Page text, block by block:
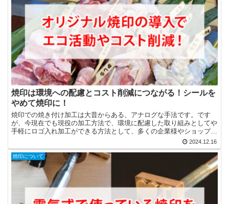
焼印は環境への配慮とコスト削減につながる！シールを
やめて焼印に！
焼印での焼き付け加工は大昔からある、アナログな手法です。です
が、今現在でも現役の加工方法で、環境に配慮した取り組みとしてや
手軽にロゴ入れ加工ができる方法として、多くの企業様やショップ様
が取り入れています。 今回はそんな焼印のいいところをご紹...2024.12.16
焼印について